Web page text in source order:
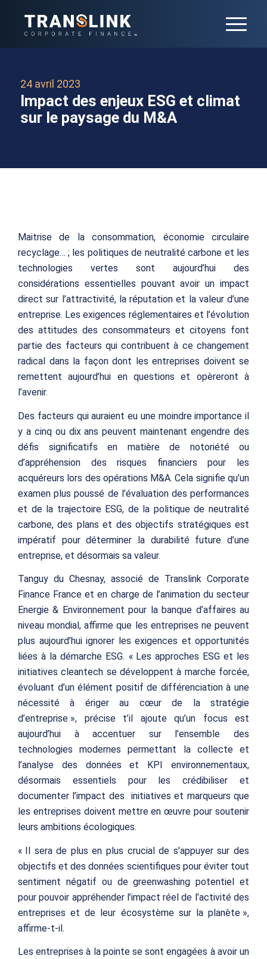
24 avril 2023
Impact des enjeux ESG et climat
sur le paysage du M&A
Maitrise de la consommation, économie circulaire
recyclage… ; les politiques de neutralité carbone et les
technologies vertes sont aujourd’hui des
considérations essentielles pouvant avoir un impact
direct sur l’attractivité, la réputation et la valeur d’une
entreprise. Les exigences réglementaires et l’évolution
des attitudes des consommateurs et citoyens font
partie des facteurs qui contribuent à ce changement
radical dans la façon dont les entreprises doivent se
remettent aujourd’hui en questions et opèreront à
l’avenir.
Des facteurs qui auraient eu une moindre importance il
y a cinq ou dix ans peuvent maintenant engendre des
défis significatifs en matière de notoriété ou
d’appréhension des risques financiers pour les
acquéreurs lors des opérations M&A. Cela signifie qu’un
examen plus poussé de l’évaluation des performances
et de la trajectoire ESG, de la politique de neutralité
carbone, des plans et des objectifs stratégiques est
impératif pour déterminer la durabilité future d’une
entreprise, et désormais sa valeur.
Tanguy du Chesnay, associé de Translink Corporate
Finance France et en charge de l’animation du secteur
Energie & Environnement pour la banque d’affaires au
niveau mondial, affirme que les entreprises ne peuvent
plus aujourd’hui ignorer les exigences et opportunités
liées à la démarche ESG. « Les approches ESG et les
initiativescleantech se développent à marche forcée,
évoluant d’un élément positif de différenciation à une
nécessité à ériger au cœur de la stratégie
d’entreprise », précise t’il ajoute qu’un focus est
aujourd’hui à accentuer sur l’ensemble des
technologies modernes permettant la collecte et
l’analyse des données et KPI environnementaux,
désormais essentiels pour les crédibiliser et
documenter l’impact des initiatives et marqueurs que
les entreprises doivent mettre en œuvre pour soutenir
leurs ambitions écologiques.
« Il sera de plus en plus crucial de s’appuyer sur des
objectifs et des données scientifiques pour éviter tout
sentiment négatif ou degreenwashing potentiel et
pour pouvoir appréhender l’impact réel de l’activité des
entreprises et de leur écosystème sur la planète »,
affirme-t-il.
Les entreprises à la pointe se sont engagées à avoir un